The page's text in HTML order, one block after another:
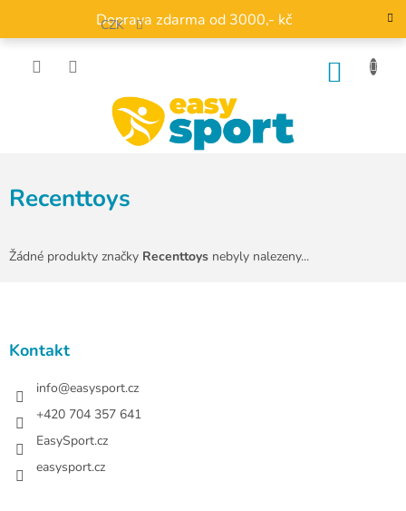
obsah
Doprava zdarma od 3000,- kč
CZK
Recenttoys
Žádné produkty značky Recenttoys nebyly nalezeny...
Kontakt
info@easysport.cz
+420 704 357 641
EasySport.cz
easysport.cz